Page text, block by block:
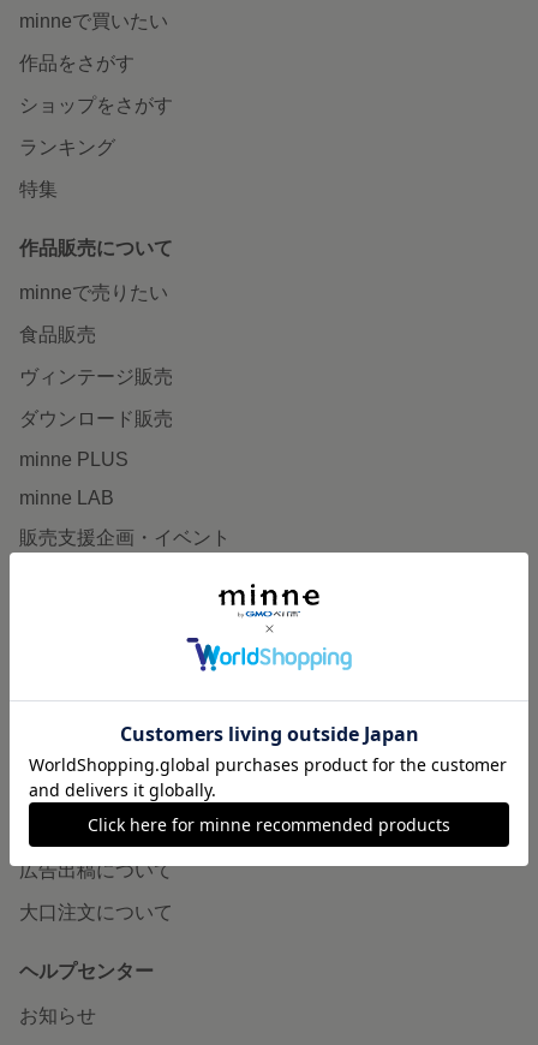
minneで買いたい
作品をさがす
ショップをさがす
ランキング
特集
作品販売について
minneで売りたい
食品販売
ヴィンテージ販売
ダウンロード販売
minne PLUS
minne LAB
販売支援企画・イベント
minneとものづくりと
minneの本
企業の方へ
広告出稿について
大口注文について
ヘルプセンター
お知らせ